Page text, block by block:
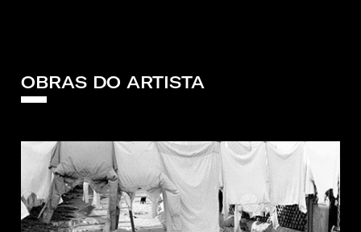
OBRAS DO ARTISTA